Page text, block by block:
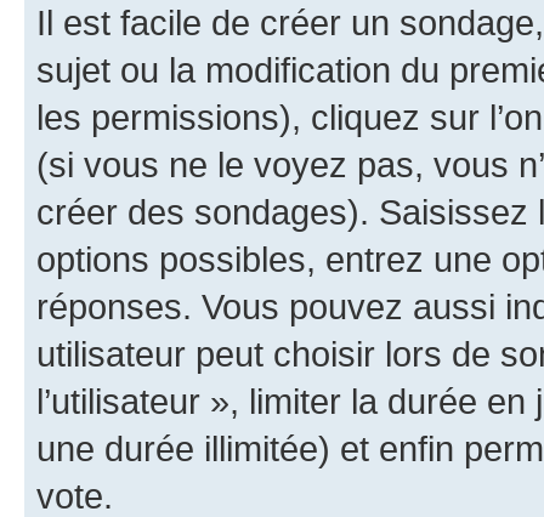
Il est facile de créer un
sujet ou la modification du
les permissions), cliquez sur
(si vous ne le voyez pas, vous
créer des sondages).
options possibles, entrez une
réponses. Vous pouvez aussi
utilisateur peut choisir lors de
l’utilisateur », limiter la durée
une durée illimitée) et enfin
vote.